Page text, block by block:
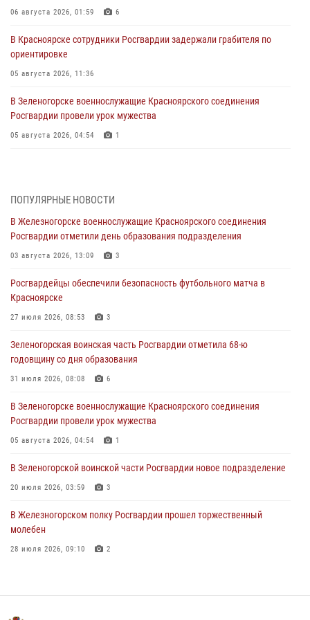
06 августа 2026, 01:59 6
В Красноярске сотрудники Росгвардии задержали грабителя по
ориентировке
05 августа 2026, 11:36
В Зеленогорске военнослужащие Красноярского соединения
Росгвардии провели урок мужества
05 августа 2026, 04:54 1
05 августа 2026, 04:52 1
В Красноярске сотрудники вневедомственной охраны Росгвардии
задержали подозреваемого в серии краж из гипермаркета
04 августа 2026, 09:57
Сотрудники Росгвардии обеспечили общественный порядок во
время проведения экстремального заплыва в Дудинке
04 августа 2026, 08:36
В Красноярске сотрудники Росгвардии задержали подозреваемого
в серии краж из супермаркета
04 августа 2026, 06:50
Военнослужащие Красноярского соединения Росгвардии
познакомили отдыхающих детей с тонкостями РХБ защиты
03 августа 2026, 13:12 2
ПОПУЛЯРНЫЕ НОВОСТИ
В Железногорске военнослужащие Красноярского соединения
Росгвардии отметили день образования подразделения
03 августа 2026, 13:09 3
Росгвардейцы обеспечили безопасность футбольного матча в
Красноярске
27 июля 2026, 08:53 3
Зеленогорская воинская часть Росгвардии отметила 68-ю
годовщину со дня образования
31 июля 2026, 08:08 6
В Зеленогорске военнослужащие Красноярского соединения
Росгвардии провели урок мужества
05 августа 2026, 04:54 1
В Зеленогорской воинской части Росгвардии новое подразделение
20 июля 2026, 03:59 3
В Железногорском полку Росгвардии прошел торжественный
молебен
28 июля 2026, 09:10 2
10 июля 2026, 06:18 4